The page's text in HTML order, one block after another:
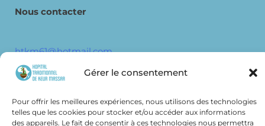
Gérer le consentement
Pour offrir les meilleures expériences, nous utilisons des technologies
telles que les cookies pour stocker et/ou accéder aux informations
des appareils. Le fait de consentir à ces technologies nous permettra
Nous contacter
htkm61@hotmail.com
Facebook